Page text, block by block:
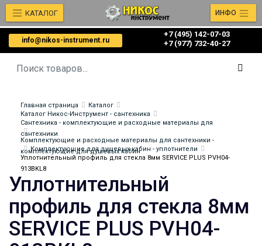
info@nikos-instrument.ru
+7 (495) 142-07-03
‎‎+7 (977) 732-40-27
КАТАЛОГ ИНФО
Главная страница
Каталог
Каталог Никос-Инструмент - сантехника
Сантехника - комплектующие и расходные материалы для
сантехники
Комплектующие и расходные материалы для сантехники -
комплектующие для душевых кабин
Комплектующие для душевых кабин - уплотнители
Уплотнительный профиль для стекла 8мм SERVICE PLUS PVH04-
913BKL8
Уплотнительный
профиль для стекла 8мм
SERVICE PLUS PVH04-